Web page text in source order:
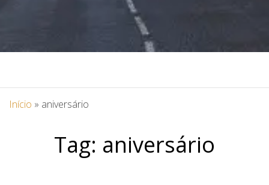
Início » aniversário
Tag: aniversário